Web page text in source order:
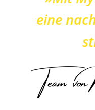
eine